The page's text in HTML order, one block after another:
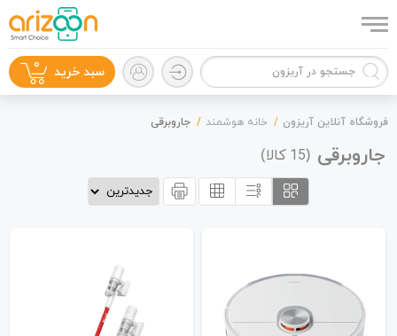
لوازم جانبی
سبد خرید 0
فروشگاه آنلاین آریزون خانه هوشمند جاروبرقی
جاروبرقی (
15 کالا)